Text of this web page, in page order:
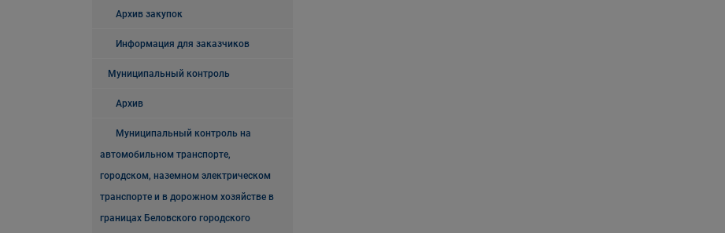
Архив закупок
Информация для заказчиков
Муниципальный контроль
Архив
Муниципальный контроль на
автомобильном транспорте,
городском, наземном электрическом
транспорте и в дорожном хозяйстве в
границах Беловского городского